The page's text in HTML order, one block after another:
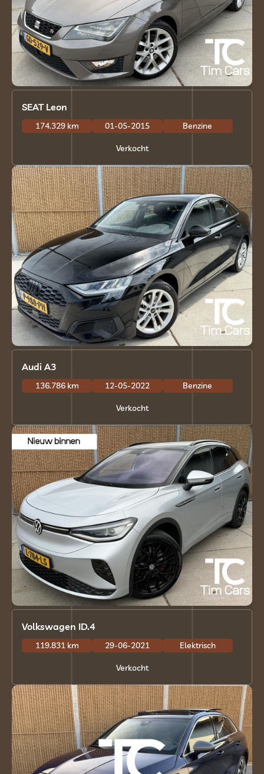
SEAT Leon
174.329 km 01-05-2015 Benzine
Verkocht
Audi A3
136.786 km 12-05-2022 Benzine
Verkocht
Volkswagen ID.4
119.831 km 29-06-2021 Elektrisch
Verkocht